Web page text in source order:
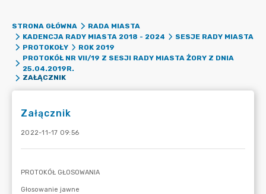
STRONA GŁÓWNA
RADA MIASTA
KADENCJA RADY MIASTA 2018 - 2024
SESJE RADY MIASTA
PROTOKOŁY
ROK 2019
PROTOKÓŁ NR VII/19 Z SESJI RADY MIASTA ŻORY Z DNIA
25.04.2019R.
ZAŁĄCZNIK
Załącznik
2022-11-17 09:56